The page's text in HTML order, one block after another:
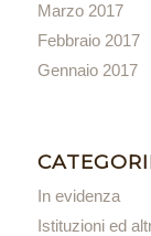
Marzo 2017
Febbraio 2017
Gennaio 2017
In evidenza
Istituzioni ed